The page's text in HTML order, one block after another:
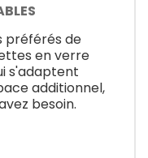
préférés de
en verre
s'adaptent
additionnel,
besoin.